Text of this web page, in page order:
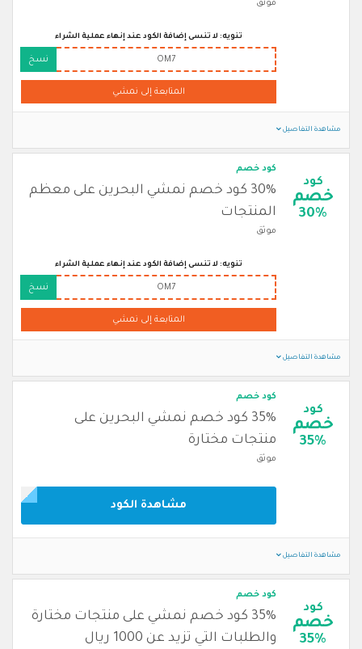
موثق
تنويه: لا تنسى إضافة الكود عند إنهاء عملية الشراء
OM7 نسخ
المتابعة إلى نمشي
مشاهدة التفاصيل
كود
خصم
30%
كود خصم
30% كود خصم نمشي البحرين على معظم
المنتجات
موثق
تنويه: لا تنسى إضافة الكود عند إنهاء عملية الشراء
OM7 نسخ
المتابعة إلى نمشي
مشاهدة التفاصيل
كود
خصم
35%
كود خصم
35% كود خصم نمشي البحرين على
منتجات مختارة
موثق
مشاهدة الكود
مشاهدة التفاصيل
كود
خصم
35%
كود خصم
35% كود خصم نمشي على منتجات مختارة
والطلبات التي تزيد عن 1000 ريال